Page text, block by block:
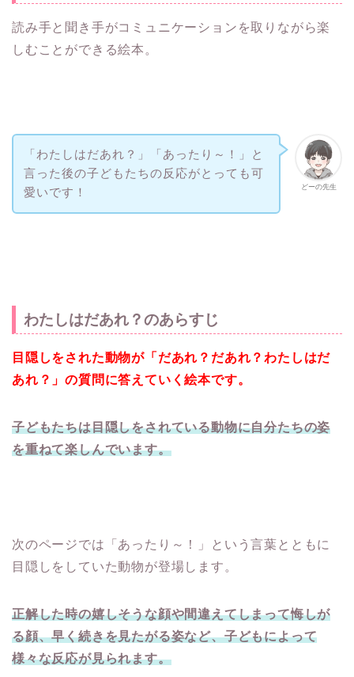
読み手と聞き手がコミュニケーションを取りながら楽
しむことができる絵本。
どーの先生
「わたしはだあれ？」「あったり～！」と
言った後の子どもたちの反応がとっても可
愛いです！
わたしはだあれ？のあらすじ
目隠しをされた動物が 「だあれ？だあれ？わたしはだ
あれ？」の質問に答えていく絵本です。
子どもたちは目隠しをされている動物に自分たちの姿
を重ねて楽しんでいます。
次のページでは「あったり～！」という言葉とともに
目隠しをしていた動物が登場します。
正解した時の嬉しそうな顔や間違えてしまって悔しが
る顔、早く続きを見たがる姿など、子どもによって
様々な反応が見られます。